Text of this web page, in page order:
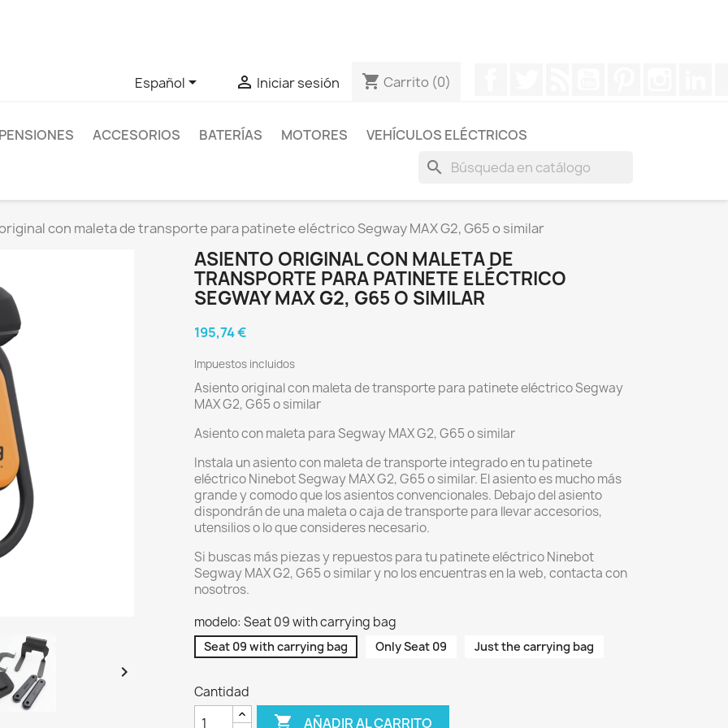
Español  Iniciar sesión shopping_cart Carrito (0)
ACCESORIOS BATERÍAS MOTORES VEHÍCULOS ELÉCTRICOS
search
con maleta de transporte para patinete eléctrico Segway MAX G2, G65 o similar

ASIENTO ORIGINAL CON MALETA DE
TRANSPORTE PARA PATINETE ELÉCTRICO
SEGWAY MAX G2, G65 O SIMILAR
195,74 €
Impuestos incluidos
Asiento original con maleta de transporte para patinete eléctrico Segway
MAX G2, G65 o similar
Asiento con maleta para Segway MAX G2, G65 o similar
Instala un asiento con maleta de transporte integrado en tu patinete
eléctrico Ninebot Segway MAX G2, G65 o similar. El asiento es mucho más
grande y comodo que los asientos convencionales. Debajo del asiento
dispondrán de una maleta o caja de transporte para llevar accesorios,
utensilios o lo que consideres necesario.
Si buscas más piezas y repuestos para tu patinete eléctrico Ninebot
Segway MAX G2, G65 o similar y no los encuentras en la web, contacta con
nosotros.
modelo: Seat 09 with carrying bag
Seat 09 with carrying bag Only Seat 09 Just the carrying bag
Cantidad
 AÑADIR AL CARRITO